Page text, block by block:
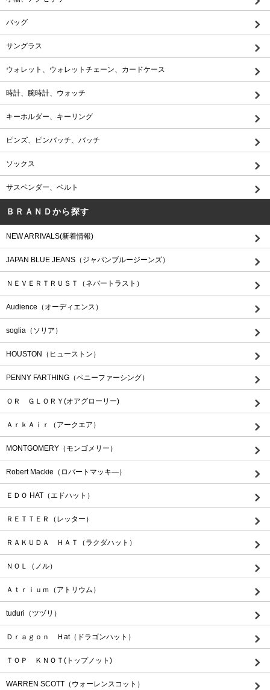
バッグ
サングラス
ウォレット、ウォレットチェーン、カードケース
時計、腕時計、ウォッチ
キーホルダー、キーリング
ピンズ、ピンバッチ、バッチ
ソックス
サスペンダー、ベルト
ＢＲＡＮＤから探す
NEW ARRIVALS(新着情報)
JAPAN BLUE JEANS（ジャパンブルージーンズ）
ＮＥＶＥＲＴＲＵＳＴ（ネバートラスト）
Audience（オーディエンス）
soglia（ソリア）
HOUSTON（ヒューストン）
PENNY FARTHING（ペニーファーシング）
ＯＲ ＧＬＯＲＹ(オアグローリー)
ＡｒｋＡｉｒ（アークエア）
MONTGOMERY（モンゴメリー）
Robert Mackie（ロバートマッキ―）
ＥＤＯ HAT（エドハット）
ＲＥＴＴＥＲ（レッター）
ＲＡＫＵＤＡ ＨＡＴ（ラクダハット）
ＮＯＬ（ノル）
Ａｔｒｉｕｍ（アトリウム）
tuduri（ツヅリ）
Ｄｒａｇｏｎ Ｈat（ドラゴンハット）
ＴＯＰ ＫＮＯＴ(トップノット)
WARREN SCOTT（ウォーレンスコット）